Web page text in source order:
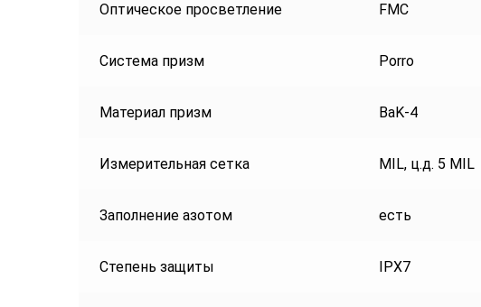
Оптическое просветление FMC
Система призм Porro
Материал призм BaK-4
Измерительная сетка MIL, ц.д. 5 MIL
Заполнение азотом есть
Степень защиты IPX7